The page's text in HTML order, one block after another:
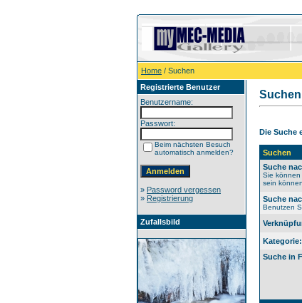
Home / Suchen
Registrierte Benutzer
Benutzername:
Passwort:
Beim nächsten Besuch
automatisch anmelden?
» Password vergessen
» Registrierung
Zufallsbild
Suchen
Die Suche
Suchen
Suche
Sie können
sein
Suche
Benutzen
Kategorie:
Suche in